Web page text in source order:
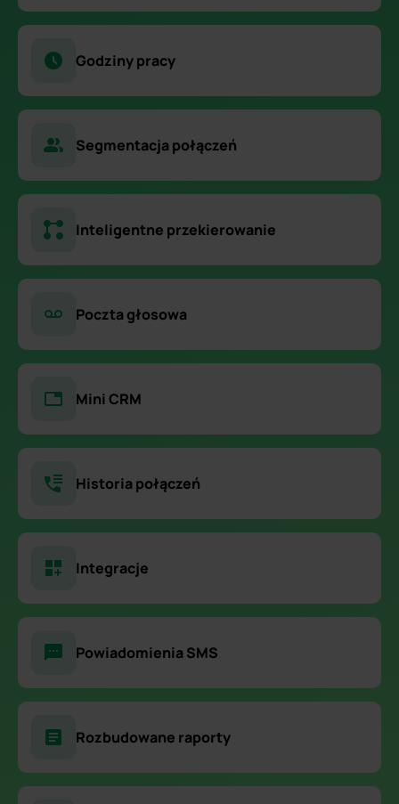
Godziny pracy
Segmentacja połączeń
Inteligentne przekierowanie
Poczta głosowa
Mini CRM
Historia połączeń
Integracje
Powiadomienia SMS
Rozbudowane raporty